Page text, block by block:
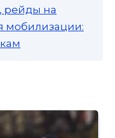
рейды на
мобилизации: